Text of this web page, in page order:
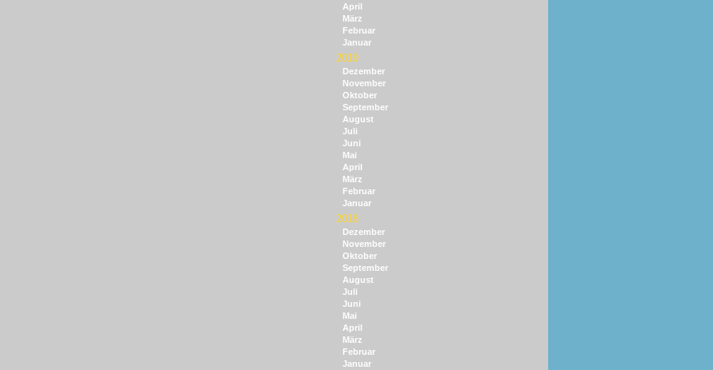
April
März
Februar
Januar
2019
Dezember
November
Oktober
September
August
Juli
Juni
Mai
April
März
Februar
Januar
2018
Dezember
November
Oktober
September
August
Juli
Juni
Mai
April
März
Februar
Januar